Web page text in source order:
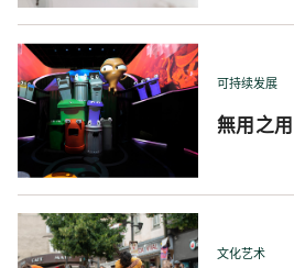
可持续发展
無用之用
文化艺术